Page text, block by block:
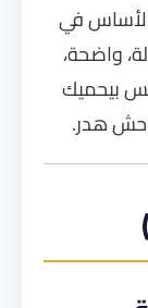
في
واضحة،
بيحميك
هدر.